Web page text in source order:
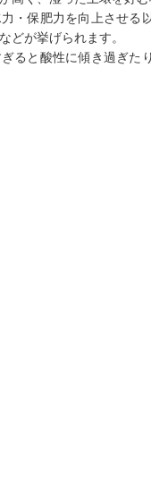
・保肥力を向上させ
どが挙げられます。
ると酸性に傾き過ぎた